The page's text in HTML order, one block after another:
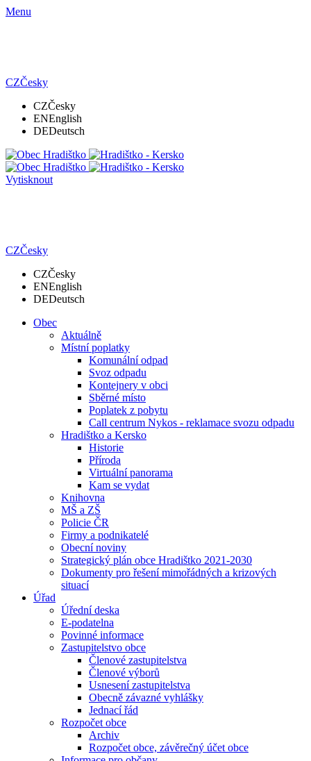
Menu
CZČesky
CZČesky
ENEnglish
DEDeutsch
Vytisknout
CZČesky
CZČesky
ENEnglish
DEDeutsch
Obec
Aktuálně
Místní poplatky
Komunální odpad
Svoz odpadu
Kontejnery v obci
Sběrné místo
Poplatek z pobytu
Call centrum Nykos - reklamace svozu odpadu
Hradištko a Kersko
Historie
Příroda
Virtuální panorama
Kam se vydat
Knihovna
MŠ a ZŠ
Policie ČR
Firmy a podnikatelé
Obecní noviny
Strategický plán obce Hradištko 2021-2030
Dokumenty pro řešení mimořádných a krizových
situací
Úřad
Úřední deska
E-podatelna
Povinné informace
Zastupitelstvo obce
Členové zastupitelstva
Členové výborů
Usnesení zastupitelstva
Obecně závazné vyhlášky
Jednací řád
Rozpočet obce
Archiv
Rozpočet obce, závěrečný účet obce